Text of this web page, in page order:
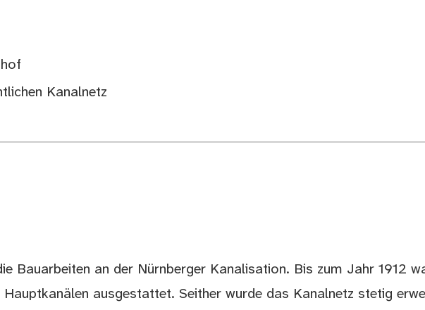
Kanalnetz
Bauarbeiten an der Nürnberger Kanalisation. Bis zum Jahr 1912
ausgestattet. Seither wurde das Kanalnetz stetig